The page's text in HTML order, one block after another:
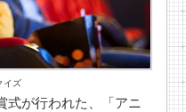
イズ
式が行われた、「アニ